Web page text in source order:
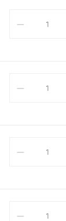
−
−
−
−